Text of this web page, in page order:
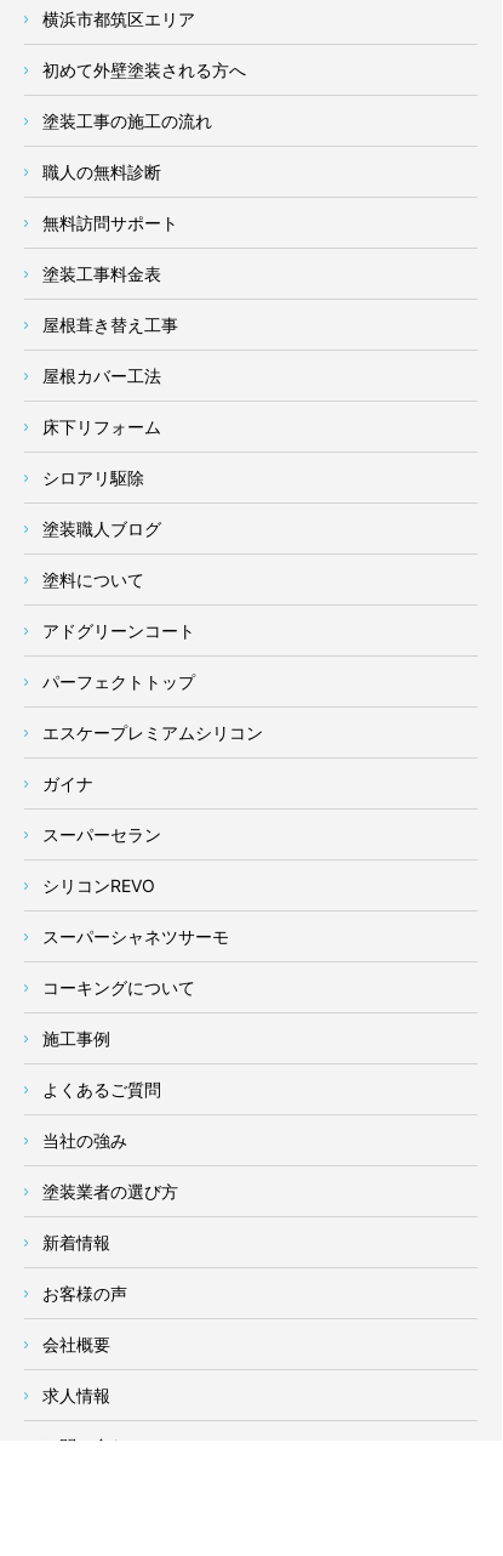
横浜市都筑区エリア
初めて外壁塗装される方へ
塗装工事の施工の流れ
職人の無料診断
無料訪問サポート
塗装工事料金表
屋根葺き替え工事
屋根カバー工法
床下リフォーム
シロアリ駆除
塗装職人ブログ
塗料について
アドグリーンコート
パーフェクトトップ
エスケープレミアムシリコン
ガイナ
スーパーセラン
シリコンREVO
スーパーシャネツサーモ
コーキングについて
施工事例
よくあるご質問
当社の強み
塗装業者の選び方
新着情報
お客様の声
会社概要
求人情報
お問い合わせ